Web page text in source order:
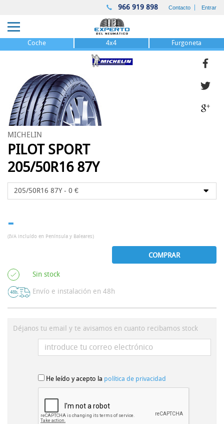
966 919 898 Contacto Entrar
Coche 4x4 Furgoneta
MICHELIN
PILOT SPORT
205/50R16 87Y
-
(IVA incluído en Península y Baleares)
COMPRAR
Sin stock
Envío e instalación en 48h
Déjanos tu email y te avisamos en cuanto recibamos stock
He leído y acepto la política de privacidad